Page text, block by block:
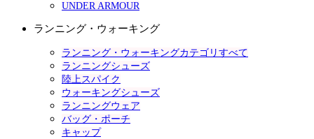
UNDER ARMOUR
ランニング・ウォーキング
ランニング・ウォーキングカテゴリすべて
ランニングシューズ
陸上スパイク
ウォーキングシューズ
ランニングウェア
バッグ・ポーチ
キャップ